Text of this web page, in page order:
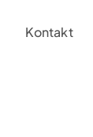
Kontakt